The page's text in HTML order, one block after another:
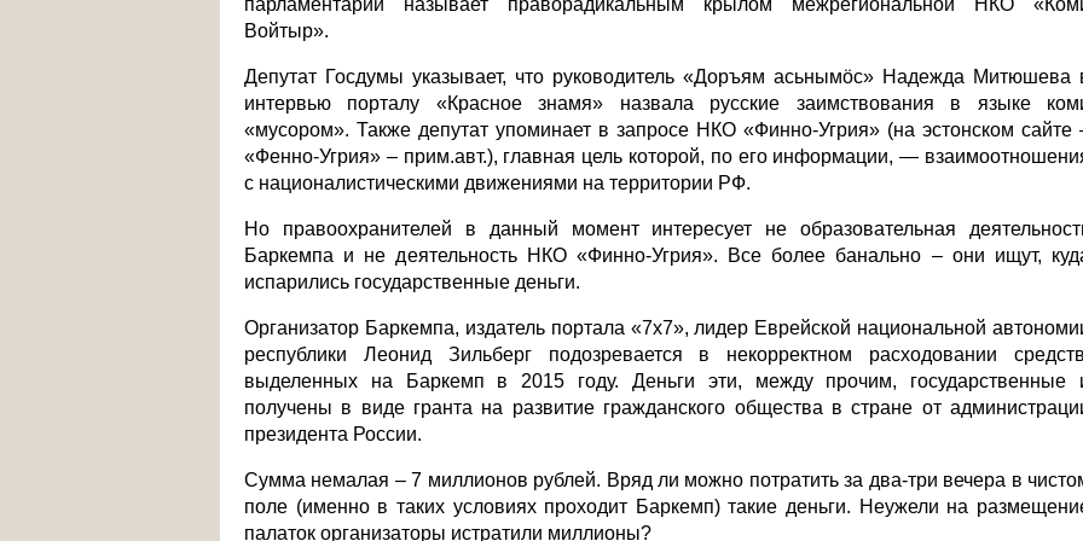
парламентарий называет праворадикальным крылом межрегиональной НКО
Войтыр».
Депутат Госдумы указывает, что руководитель «Доръям асьнымöс» Надежда Митюшева
интервью порталу «Красное знамя» назвала русские заимствования в языке
«мусором». Также депутат упоминает в запросе НКО «Финно-Угрия» (на эстонском сайте
«Фенно-Угрия» – прим.авт.), главная цель которой, по его информации, —
с националистическими движениями на территории РФ.
Но правоохранителей в данный момент интересует не образовательная
Баркемпа и не деятельность НКО «Финно-Угрия». Все более банально – они ищут,
испарились государственные деньги.
Организатор Баркемпа, издатель портала «7х7», лидер Еврейской национальной
республики Леонид Зильберг подозревается в некорректном расходовании
выделенных на Баркемп в 2015 году. Деньги эти, между прочим, государственные
получены в виде гранта на развитие гражданского общества в стране от
президента России.
Сумма немалая – 7 миллионов рублей. Вряд ли можно потратить за два-три вечера в
поле (именно в таких условиях проходит Баркемп) такие деньги. Неужели на
палаток организаторы истратили миллионы?